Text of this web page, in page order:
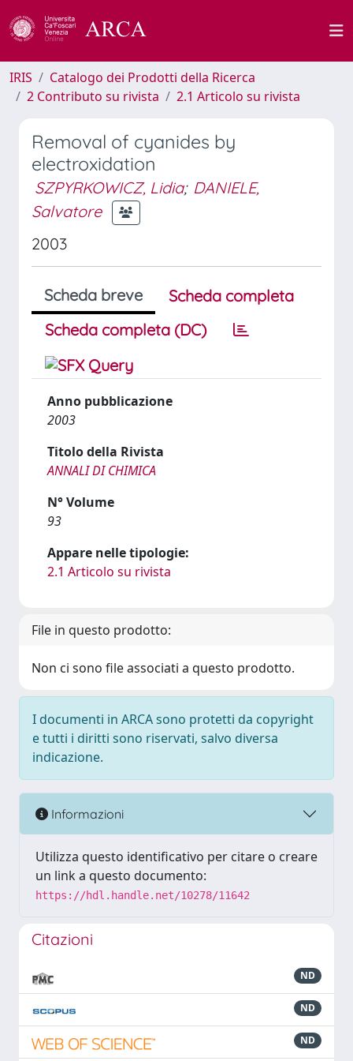
IRIS
Catalogo dei Prodotti della Ricerca
2 Contributo su rivista
2.1 Articolo su rivista
Removal of cyanides by
electroxidation
SZPYRKOWICZ, Lidia; DANIELE,
Salvatore
2003
Scheda breve
Scheda completa
Scheda completa (DC)
Anno pubblicazione
2003
Titolo della Rivista
ANNALI DI CHIMICA
N° Volume
93
Appare nelle tipologie:
2.1 Articolo su rivista
File in questo prodotto:
Non ci sono file associati a questo prodotto.
I documenti in ARCA sono protetti da copyright
e tutti i diritti sono riservati, salvo diversa
indicazione.
Informazioni
Utilizza questo identificativo per citare o creare
un link a questo documento:
https://hdl.handle.net/10278/11642
Citazioni
ND
ND
ND